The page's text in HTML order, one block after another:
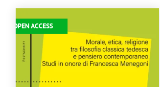
OPEN ACCESS